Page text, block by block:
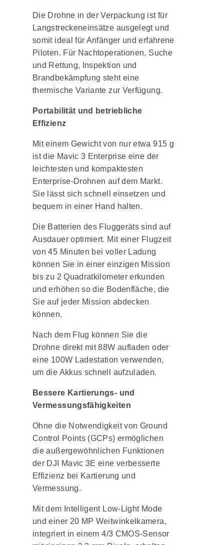
Die Drohne in der Verpackung ist für
Langstreckeneinsätze ausgelegt und
somit ideal für Anfänger und erfahrene
Piloten. Für Nachtoperationen, Suche
und Rettung, Inspektion und
Brandbekämpfung steht eine
thermische Variante zur Verfügung.
Portabilität und betriebliche
Effizienz
Mit einem Gewicht von nur etwa 915 g
ist die Mavic 3 Enterprise eine der
leichtesten und kompaktesten
Enterprise-Drohnen auf dem Markt.
Sie lässt sich schnell einsetzen und
bequem in einer Hand halten.
Die Batterien des Fluggeräts sind auf
Ausdauer optimiert. Mit einer Flugzeit
von 45 Minuten bei voller Ladung
können Sie in einer einzigen Mission
bis zu 2 Quadratkilometer erkunden
und erhöhen so die Bodenfläche, die
Sie auf jeder Mission abdecken
können.
Nach dem Flug können Sie die
Drohne direkt mit 88W aufladen oder
eine 100W Ladestation verwenden,
um die Akkus schnell aufzuladen.
Bessere Kartierungs- und
Vermessungsfähigkeiten
Ohne die Notwendigkeit von Ground
Control Points (GCPs) ermöglichen
die außergewöhnlichen Funktionen
der DJI Mavic 3E eine verbesserte
Effizienz bei Kartierung und
Vermessung.
Mit dem Intelligent Low-Light Mode
und einer 20 MP Weitwinkelkamera,
integriert in einem 4/3 CMOS-Sensor